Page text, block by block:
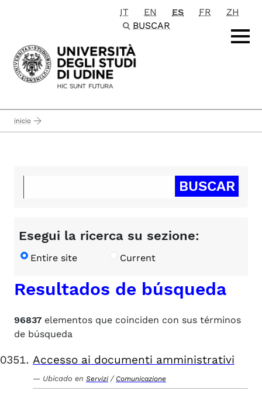
Passa al contenuto principale
IT EN ES FR
ZH
BUSCAR
inicio
Esegui la ricerca su sezione:
Entire site Current
Resultados de búsqueda
96837 elementos que coinciden con sus términos
de búsqueda
Accesso ai documenti amministrativi
Ubicado en Servizi / Comunicazione